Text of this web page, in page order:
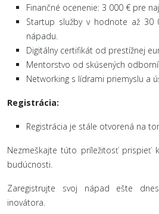
Finančné ocenenie: 3 000 € pre
Startup služby v hodnote až
nápadu.
Digitálny certifikát od prestížnej
Mentorstvo od skúsených
Networking s lídrami priemyslu a
Registrácia:
Registrácia je stále otvorená na
Nezmeškajte túto príležitosť prispieť
budúcnosti.
Zaregistrujte svoj nápad ešte
inovátora.